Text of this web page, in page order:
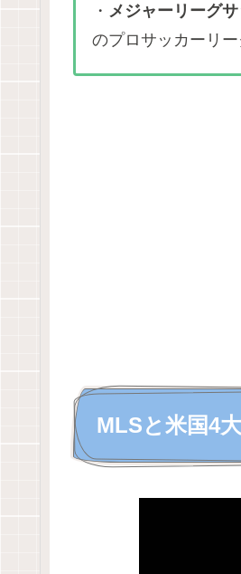
・ メジャーリーグ
のプロサッカーリー
MLSと米国4